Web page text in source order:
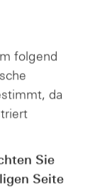
folgend
da
Sie
Seite